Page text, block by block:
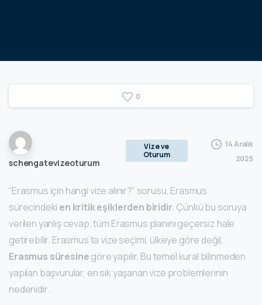
0
schengatevizeoturum
Vize ve
Oturum
14 Aralık
2025
“Erasmus için hangi vize alınır?” sorusu, Erasmus
sürecindeki en kritik eşiklerden biridir. Çünkü bu soruya
verilen yanlış cevap, tüm Erasmus planını geçersiz hale
getirebilir. Erasmus’ta vize seçimi, ülkeye göre değil;
Erasmus süresinegöre yapılır. Bu temel kural bilinmeden
yapılan başvurular, en sık yaşanan vize problemlerinin
nedenidir.